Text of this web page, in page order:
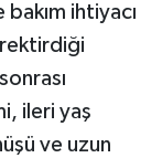
ihtiyacı
ileri yaş
ve uzun